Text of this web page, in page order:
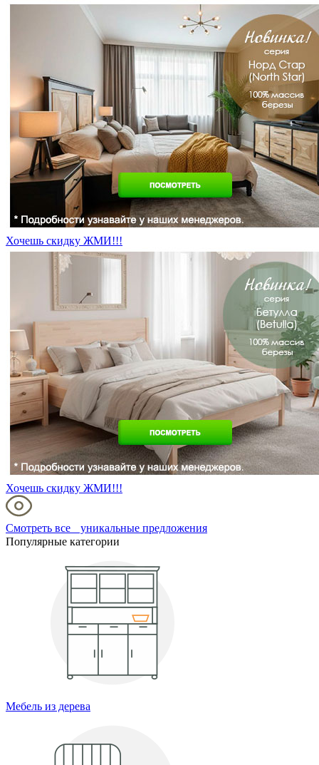
Хочешь скидку ЖМИ!!!
Хочешь скидку ЖМИ!!!
Смотреть все уникальные предложения
Популярные категории
Мебель из дерева